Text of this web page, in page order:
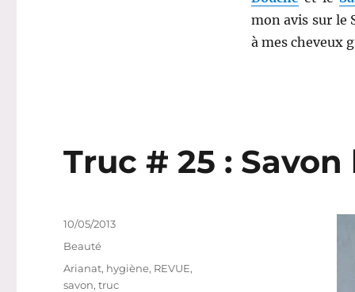
mon avis sur le
à mes cheveux
Truc # 25 :
Publié
10/05/2013
Catégories
Beauté
Étiquettes
Arianat, hygiène, REVUE,
savon,truc